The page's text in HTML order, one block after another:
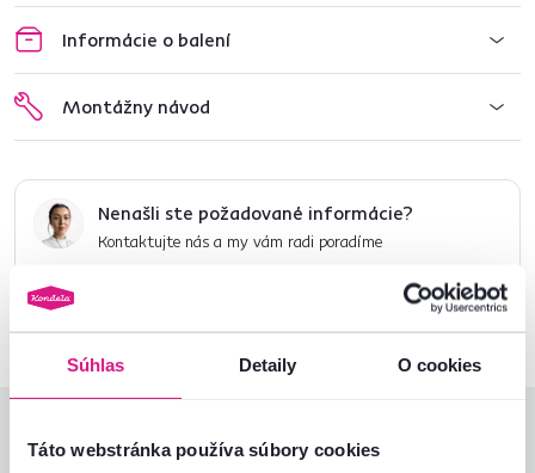
Súhlas Detaily O cookies
Táto webstránka používa súbory cookies
Informácie o balení
Montážny návod
Nenašli ste požadované informácie?
Kontaktujte nás a my vám radi poradíme
Spustiť chat
Hodnotenia produktu